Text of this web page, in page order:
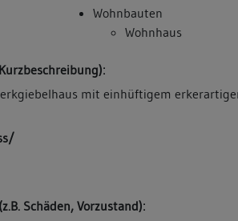
Wohnbauten
Wohnhaus
mit einhüftigem
Schäden, Vorzustand):